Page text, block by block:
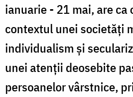
vârstnicii
să
laude
numele
Domnului”
ianuarie - 21 mai, are ca
contextul unei societăți
individualism și
unei atenții deosebite
persoanelor vârstnice,